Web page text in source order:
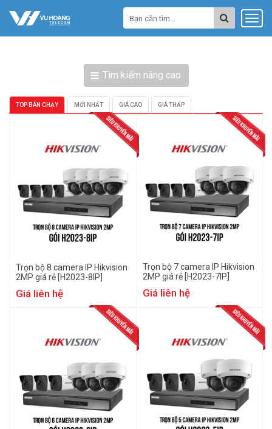
Tìm kiếm nâng cao
TOP BÁN CHẠY MỚI NHẤT GIÁ CAO GIÁ THẤP
Trọn bộ 8 camera IP Hikvision
2MP giá rẻ [H2023-8IP]
Giá liên hệ
Trọn bộ 7 camera IP Hikvision
2MP giá rẻ [H2023-7IP]
Giá liên hệ